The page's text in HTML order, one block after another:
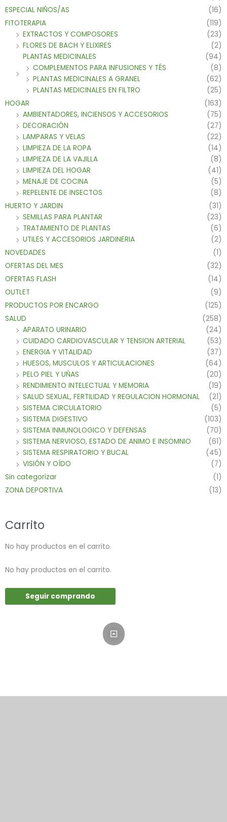
ESPECIAL NIÑOS/AS
(16)
FITOTERAPIA
(119)
EXTRACTOS Y COMPOSORES
(23)
FLORES DE BACH Y ELIXIRES
(2)
PLANTAS MEDICINALES
(94)
COMPLEMENTOS PARA INFUSIONES Y TÉS
(8)
PLANTAS MEDICINALES A GRANEL
(62)
PLANTAS MEDICINALES EN FILTRO
(25)
HOGAR
(163)
AMBIENTADORES, INCIENSOS Y ACCESORIOS
(75)
DECORACIÓN
(27)
LAMPARAS Y VELAS
(22)
LIMPIEZA DE LA ROPA
(14)
LIMPIEZA DE LA VAJILLA
(8)
LIMPIEZA DEL HOGAR
(41)
MENAJE DE COCINA
(5)
REPELENTE DE INSECTOS
(8)
HUERTO Y JARDIN
(31)
SEMILLAS PARA PLANTAR
(23)
TRATAMIENTO DE PLANTAS
(6)
UTILES Y ACCESORIOS JARDINERIA
(2)
NOVEDADES
(1)
OFERTAS DEL MES
(32)
OFERTAS FLASH
(14)
OUTLET
(9)
PRODUCTOS POR ENCARGO
(125)
SALUD
(258)
APARATO URINARIO
(24)
CUIDADO CARDIOVASCULAR Y TENSION ARTERIAL
(53)
ENERGIA Y VITALIDAD
(37)
HUESOS, MUSCULOS Y ARTICULACIONES
(64)
PELO PIEL Y UÑAS
(20)
RENDIMIENTO INTELECTUAL Y MEMORIA
(19)
SALUD SEXUAL, FERTILIDAD Y REGULACION HORMONAL
(21)
SISTEMA CIRCULATORIO
(5)
SISTEMA DIGESTIVO
(103)
SISTEMA INMUNOLOGICO Y DEFENSAS
(70)
SISTEMA NERVIOSO, ESTADO DE ANIMO E INSOMNIO
(61)
SISTEMA RESPIRATORIO Y BUCAL
(45)
VISIÓN Y OÍDO
(7)
Sin categorizar
(1)
ZONA DEPORTIVA
(13)
Carrito
No hay productos en el carrito.
No hay productos en el carrito.
Seguir comprando